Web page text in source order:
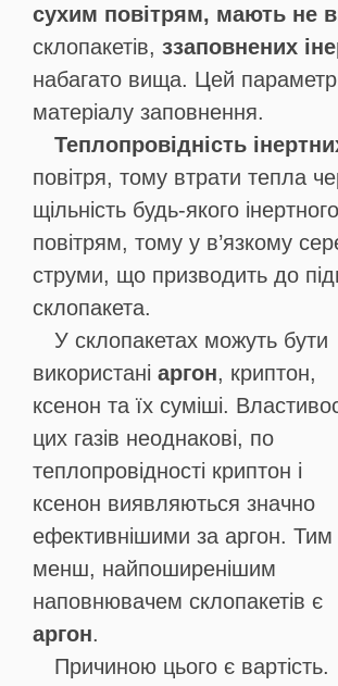
сухим повітрям, мають не
склопакетів, ззаповнених
набагато вища. Цей параметр
матеріалу заповнення.
Теплопровідність
повітря, тому втрати тепла
щільність будь-якого
повітрям, тому у в’язкому
струми, що призводить до
склопакета.
У склопакетах можуть бути
використані аргон, криптон,
ксенон та їх суміші.
цих газів неоднакові, по
теплопровідності криптон і
ксенон виявляються значно
ефективнішими за аргон. Тим
менш, найпоширенішим
наповнювачем склопакетів є
аргон.
Причиною цього є вартість.